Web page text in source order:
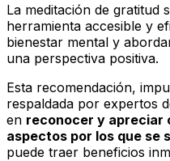
La meditación de gratitud
herramienta accesible y
bienestar mental y
una perspectiva positiva.
Esta recomendación,
respaldada por expertos
en reconocer y apreciar
aspectos por los que se
puede traer beneficios